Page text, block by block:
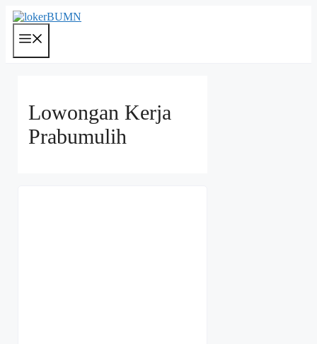
Langsung
ke
Lowongan Kerja
Prabumulih